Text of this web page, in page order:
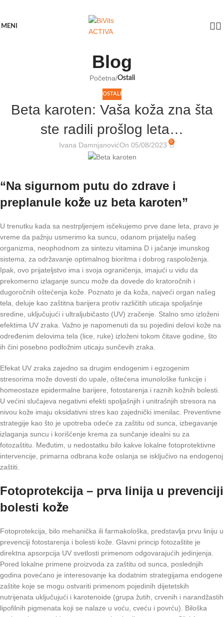
MENI
Blog
Početna/Ostali
OSTALI
Beta karoten: Vaša koža zna šta
ste radili prošlog leta…
Ivana DamnjanovićOn 05/08/2023 0
“Na sigurnom putu do zdrave i
preplanule kože uz beta karoten”
U trenutku kada sa nestrpljenjem isčekujemo prve dane leta, pravo je
vreme da pažnju usmerimo ka suncu, odanom prijatelju našeg
organizma, neophodnom za sintezu vitamina D i jačanje imunskog
sistema, za održavanje optimalnog bioritma i dobrog raspoloženja.
Ipak, ovo prijateljstvo ima i svoja ograničenja, imajući u vidu da
prekomerno izlaganje suncu može da dovede do kratoročnih i
dugoročnih oštećenja kože. Poznato je da koža, najveći organ našeg
tela, deluje kao zaštitna barijera protiv različitih uticaja spoljašnje
sredine, uključujući i ultraljubičasto (UV) zračenje. Stalno smo izloženi
efektima UV zraka. Važno je napomenuti da su pojedini delovi kože na
određenim delovima tela (lice, ruke) izloženi tokom čitave godine, što
ih čini posebno podložnim uticaju sunčevih zraka.
Efekat UV zraka zajedno sa drugim endogenim i egzogenim
stresorima može dovesti do upale, oštećena imunološke funkcije i
homeostaze epidermalne barijere, fotostarenja i raznih kožnih bolesti.
U većini slučajeva negativni efekti spoljašnjih i unitrašnjih stresora na
nivou kože imaju oksidativni stres kao zajednički imenilac. Preventivne
strategije kao što je upotreba odeće za zaštitu od sunca, izbegavanje
izlaganja suncu i korišćenje krema za sunčanje idealni su za
fotozaštitu. Međutim, u nedostatku bilo kakve lokalne fotoprotektivne
intervencije, primarna odbrana kože oslanja se isključivo na endogenoj
zaštiti.
Fotoprotekcija – prva linija u prevenciji
bolesti kože
Fotoprotekcija, bilo mehanička ili farmakološka, predstavlja prvu liniju u
prevenciji fotostarenja i bolesti kože. Glavni princip fotozaštite je
direktna apsorpcija UV svetlosti primenom odgovarajućih jedinjenja.
Pored lokalne primene proizvoda za zaštitu od sunca, poslednjih
godina povećano je interesovanje ka dodatnim strategijama endogene
zaštite koje se mogu ostvariti primenom pojedinih dijetetskih
nutrijenata uključujući i karotenoide (grupa žutih, crvenih i narandžastih
lipofilnih pigmenata koji se nalaze u voću, cveću i povrću). Biloška